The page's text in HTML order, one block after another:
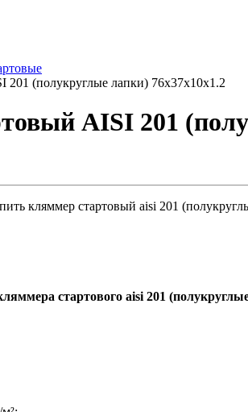
201 (полукруглые лапки) 76х37х10x1.2
AISI 201
кляммер стартовый aisi 201
стартового aisi 201